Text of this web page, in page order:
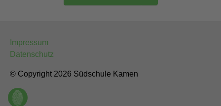
Impressum
Datenschutz
© Copyright 2026 Südschule Kamen